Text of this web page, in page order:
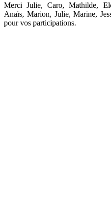
Merci Julie, Caro, Mathilde,
Anaïs, Marion, Julie, Marine,
pour vos participations.